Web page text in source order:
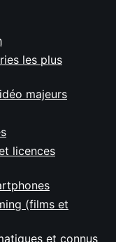
les plus
majeurs
licences
(films et
et connus